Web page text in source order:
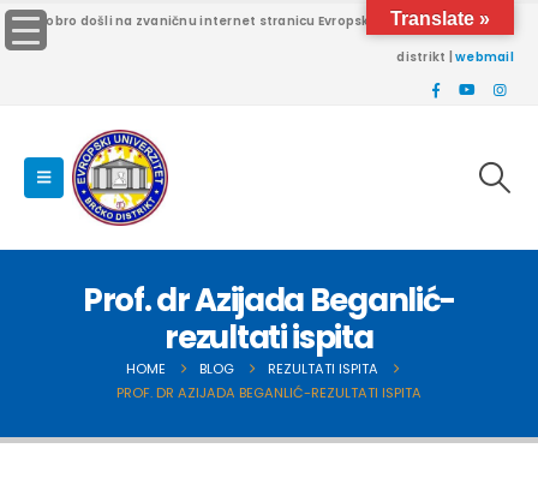
Dobro došli na zvaničnu internet stranicu Evropskog univerziteta Brčko
distrikt |webmail
Prof. dr Azijada Beganlić-
rezultati ispita
HOME BLOG
REZULTATI ISPITA
PROF. DR AZIJADA BEGANLIĆ-REZULTATI ISPITA
Translate »